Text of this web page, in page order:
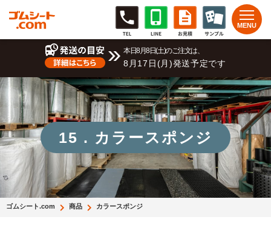
本日8月8日(土)のご注文は、
8月17日(月)発送予定です
15 . カラースポンジ
ゴムシート.com 商品 カラースポンジ